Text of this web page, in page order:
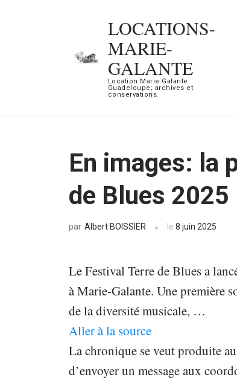
LOCATIONS-
MARIE-
GALANTE
Location Marie Galante
Guadeloupe; archives et
conservations.
En images: la
de Blues 2025
par Albert BOISSIER le 8 juin 2025
Le Festival Terre de Blues a
à Marie-Galante. Une première
de la diversité musicale, …
Aller à la source
La chronique se veut produite
d’envoyer un message aux